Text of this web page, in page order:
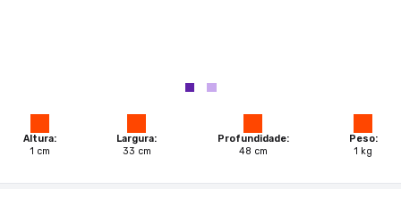
Altura:
1 cm
Largura:
33 cm
Profundidade:
48 cm
Peso:
1 kg